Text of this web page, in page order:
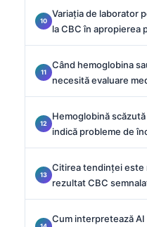
Variația de laborator
la CBC în apropierea
Când hemoglobina
necesită evaluare
Hemoglobină
indică probleme de
Citirea tendinței este
rezultat CBC
Cum interpretează